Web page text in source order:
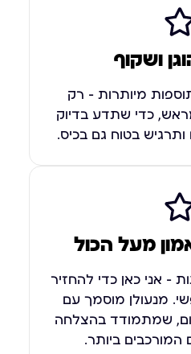
ושקוף
מיותרות – רק
כדי שתדע בדיוק
בטוח גם בכיס.
מעל הכול
– אני כאן כדי להחזיר
מנעולן מוסמך עם
שמתמודד בהצלחה
ביותר.